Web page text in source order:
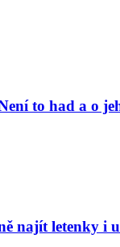
to had a o
najít letenky i